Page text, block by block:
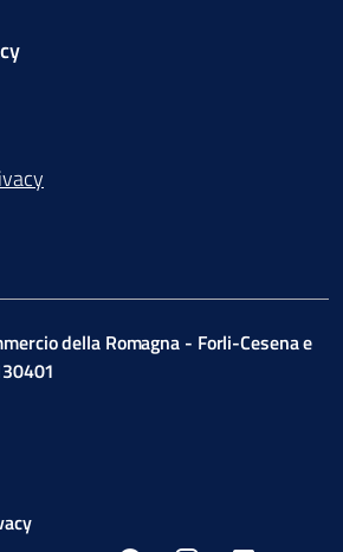
della Romagna - Forli-Cesena e